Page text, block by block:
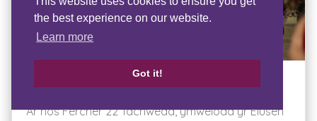
the best experience on our website.
Learn more
Got it!
Apêl Shine Bright 2023
Ar nos Fercher 22 Tachwedd, ymwelodd yr Elusen